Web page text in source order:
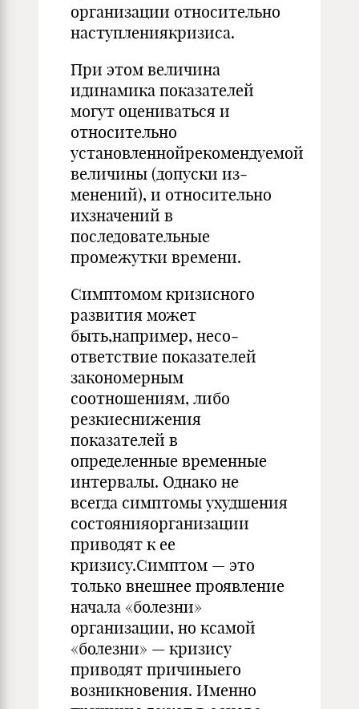
организации относи­тельно
наступлениякризиса.
При этом величина
идинамика показателей
могут оцениваться и
относительно
установленнойрекомендуемой
величины (допуски из­
менений), и относительно
ихзначений в
последовательные
промежут­ки времени.
Симптомом кризисного
развития может
быть,например, несо­
ответствие показателей
закономерным
соотношениям, либо
резкиеснижения
показателей в
определенные временные
интервалы. Од­нако не
всегда симптомы ухудшения
состоянияорганизации
приво­дят к ее
кризису.Симптом — это
только внешнее проявление
начала «болезни»
организации, но ксамой
«болезни» — кризису
приводят причиныего
возникновения. Именно